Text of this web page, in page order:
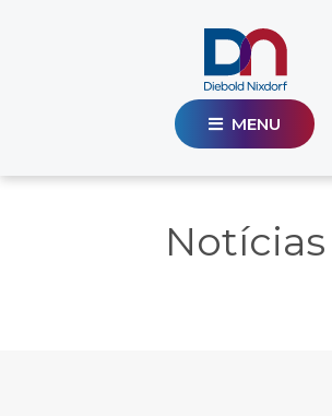
MENU
Notícias